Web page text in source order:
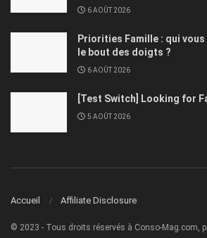
6 AOÛT 2026
Priorities Famille : qui
le bout des doigts ?
6 AOÛT 2026
[Test Switch] Looking for
5 AOÛT 2026
Accueil Affiliate Disclosure
© 2023 - Tous droits réservés à Conso-Mag.com,